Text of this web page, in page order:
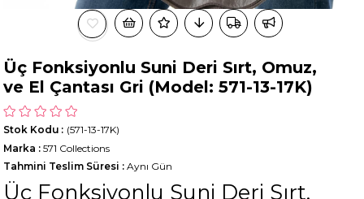
Üç Fonksiyonlu Suni Deri Sırt, Omuz,
ve El Çantası Gri (Model: 571-13-17K)
(571-13-17K)
Stok Kodu
Marka : 571 Collections
Tahmini Teslim Süresi : Aynı Gün
Üç Fonksiyonlu Suni Deri Sırt,